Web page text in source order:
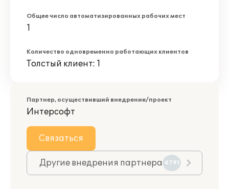
Общее число автоматизированных рабочих мест
1
Количество одновременно работающих клиентов
Толстый клиент: 1
Партнер, осуществивший внедрение/проект
Интерсофт
Связаться
Другие внедрения партнера 4791